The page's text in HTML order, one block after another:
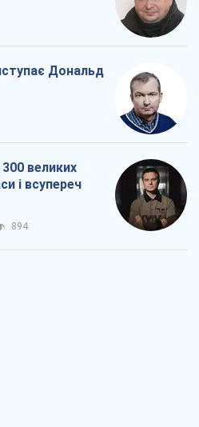
Дональд
великих
і всупереч
894